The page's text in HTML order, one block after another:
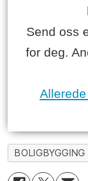
Send oss
for deg.
BOLIGBYGGING